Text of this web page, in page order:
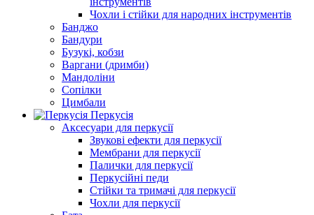
Чохли і стійки для народних інструментів
Банджо
Бандури
Бузукі, кобзи
Варгани (дримби)
Мандоліни
Сопілки
Цимбали
Перкусія
Аксесуари для перкусії
Звукові ефекти для перкусії
Мембрани для перкусії
Палички для перкусії
Перкусійні педи
Стійки та тримачі для перкусії
Чохли для перкусії